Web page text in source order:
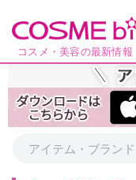
コスメ・美容の最新情報